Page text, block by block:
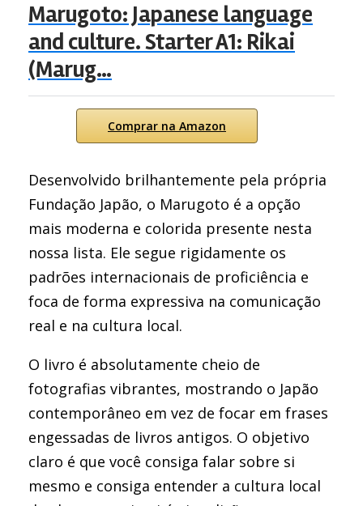
Marugoto: Japanese language
and culture. Starter A1: Rikai
(Marug…
Comprar na Amazon
Desenvolvido brilhantemente pela própria
Fundação Japão, o Marugoto é a opção
mais moderna e colorida presente nesta
nossa lista. Ele segue rigidamente os
padrões internacionais de proficiência e
foca de forma expressiva na comunicação
real e na cultura local.
O livro é absolutamente cheio de
fotografias vibrantes, mostrando o Japão
contemporâneo em vez de focar em frases
engessadas de livros antigos. O objetivo
claro é que você consiga falar sobre si
mesmo e consiga entender a cultura local